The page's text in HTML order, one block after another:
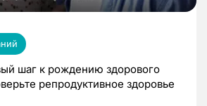
шаг к рождению здорового
репродуктивное здоровье